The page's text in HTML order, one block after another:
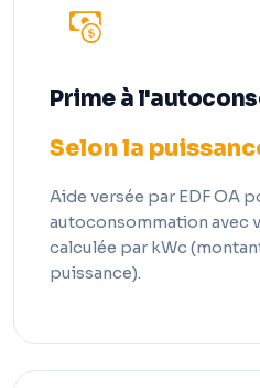
Prime à
Selon la
Aide versée par EDF OA
autoconsommation avec
calculée par kWc
puissance).